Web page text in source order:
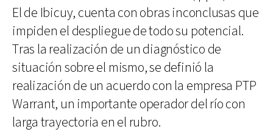
El de Ibicuy, cuenta con obras inconclusas que
impiden el despliegue de todo su potencial.
Tras la realización de un diagnóstico de
situación sobre el mismo, se definió la
realización de un acuerdo con la empresa PTP
Warrant, un importante operador del río con
larga trayectoria en el rubro.